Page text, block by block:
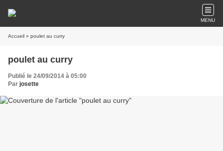
MENU
Accueil » poulet au curry
poulet au curry
Publié le 24/09/2014 à 05:00
Par josette